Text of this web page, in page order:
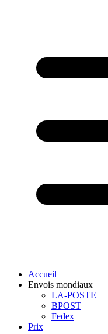
Accueil
Envois mondiaux
LA-POSTE
BPOST
Fedex
Prix